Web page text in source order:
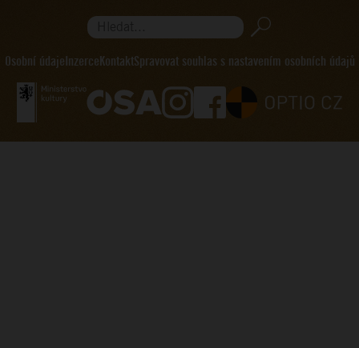
Hledat...
Osobní údajeInzerceKontaktSpravovat souhlas s nastavením osobních údajů